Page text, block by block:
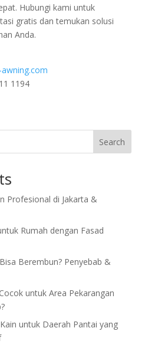
Hubungi kami untuk
gratis dan temukan solusi
Anda.
1194
Search
Profesional di Jakarta &
Rumah dengan Fasad
Berembun? Penyebab &
untuk Area Pekarangan
untuk Daerah Pantai yang